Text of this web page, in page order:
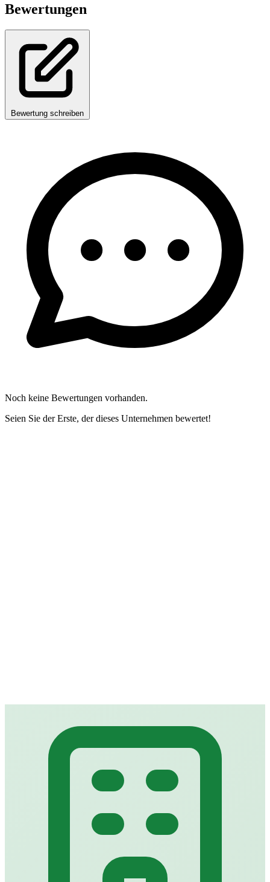
Bewertungen
Bewertung schreiben
Noch keine Bewertungen vorhanden.
Seien Sie der Erste, der dieses Unternehmen bewertet!